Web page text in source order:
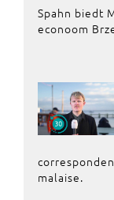
Spahn biedt
econoom
malaise.